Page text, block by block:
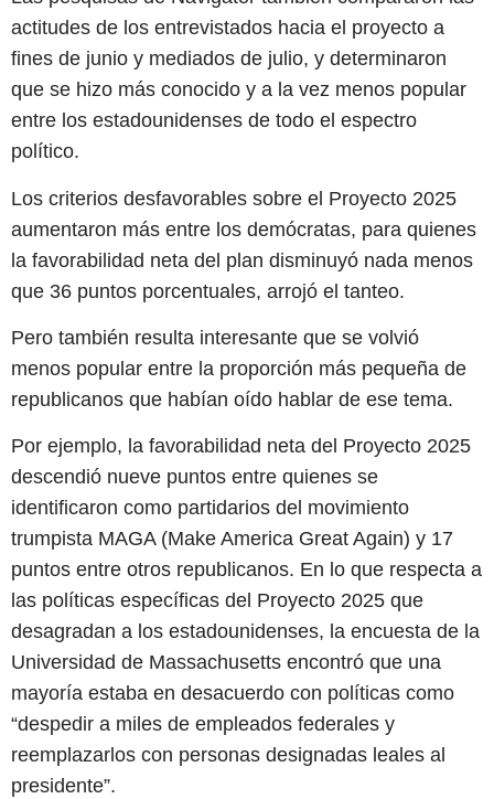
actitudes de los entrevistados hacia el proyecto a
fines de junio y mediados de julio, y determinaron
que se hizo más conocido y a la vez menos popular
entre los estadounidenses de todo el espectro
político.
Los criterios desfavorables sobre el Proyecto 2025
aumentaron más entre los demócratas, para quienes
la favorabilidad neta del plan disminuyó nada menos
que 36 puntos porcentuales, arrojó el tanteo.
Pero también resulta interesante que se volvió
menos popular entre la proporción más pequeña de
republicanos que habían oído hablar de ese tema.
Por ejemplo, la favorabilidad neta del Proyecto 2025
descendió nueve puntos entre quienes se
identificaron como partidarios del movimiento
trumpista MAGA (Make America Great Again) y 17
puntos entre otros republicanos. En lo que respecta a
las políticas específicas del Proyecto 2025 que
desagradan a los estadounidenses, la encuesta de la
Universidad de Massachusetts encontró que una
mayoría estaba en desacuerdo con políticas como
“despedir a miles de empleados federales y
reemplazarlos con personas designadas leales al
presidente”.